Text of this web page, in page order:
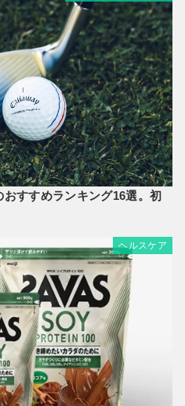
おすすめランキング16選。初
ヘルスケア